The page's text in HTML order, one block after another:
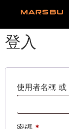
登入
使用者名稱 或